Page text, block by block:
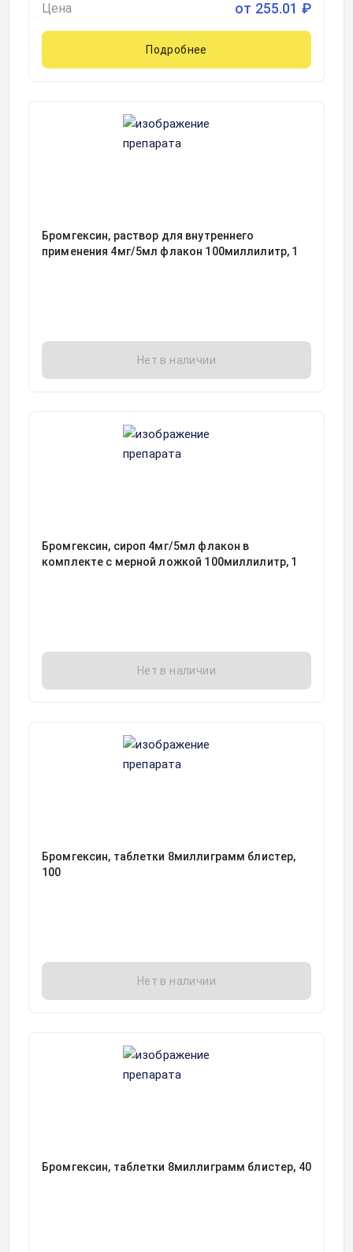
Цена от 255.01 ₽
Подробнее
Бромгексин, раствор для внутреннего
применения 4мг/5мл флакон 100миллилитр, 1
Нет в наличии
Бромгексин, сироп 4мг/5мл флакон в
комплекте с мерной ложкой 100миллилитр, 1
Нет в наличии
Бромгексин, таблетки 8миллиграмм блистер,
100
Нет в наличии
Бромгексин, таблетки 8миллиграмм блистер, 40